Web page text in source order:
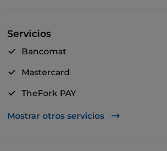
Servicios
Bancomat
Mastercard
TheFork PAY
UnionPay via TheFork PAY
Mostrar otros servicios